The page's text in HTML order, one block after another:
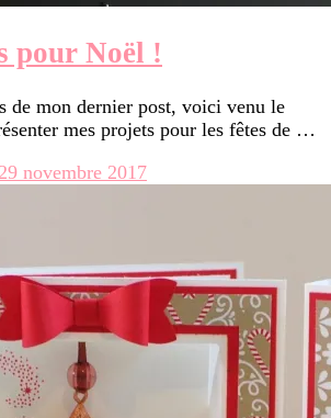
pour Noël !
de mon dernier post, voici venu le
mes projets pour les fêtes de …
29 novembre 2017